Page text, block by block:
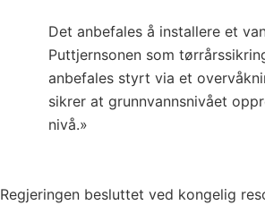
Det anbefales å installere et
Puttjernsonen som
anbefales styrt via et
sikrer at grunnvannsnivået
nivå.»
Regjeringen besluttet ved kongelig